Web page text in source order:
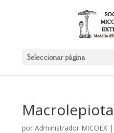
Seleccionar página
por Administrador MICOEX|